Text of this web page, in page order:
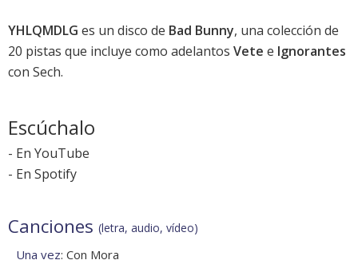
YHLQMDLG es un disco de Bad Bunny, una colección de
20 pistas que incluye como adelantos Vete e Ignorantes
con Sech.
Escúchalo
- En YouTube
- En Spotify
Canciones (letra, audio, vídeo)
Una vez: Con Mora